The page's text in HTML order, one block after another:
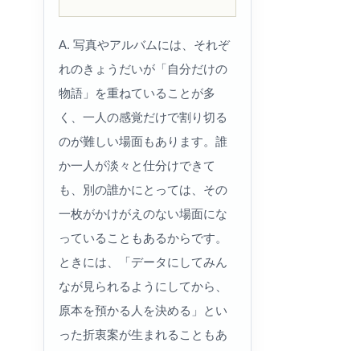
A. 写真やアルバムには、それぞ
れのきょうだいが「自分だけの
物語」を重ねていることが多
く、一人の感覚だけで割り切る
のが難しい場面もあります。誰
か一人が淡々と仕分けできて
も、別の誰かにとっては、その
一枚がかけがえのない場面にな
っていることもあるからです。
ときには、「データにしてみん
なが見られるようにしてから、
原本を預かる人を決める」とい
った折衷案が生まれることもあ